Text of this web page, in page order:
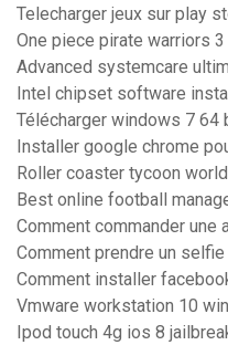
Telecharger jeux sur play
One piece pirate warriors
Advanced systemcare
Intel chipset software
Télécharger windows 7 64
Installer google chrome
Roller coaster tycoon
Best online football
Comment commander une
Comment prendre un
Comment installer
Vmware workstation 10
Ipod touch 4g ios 8